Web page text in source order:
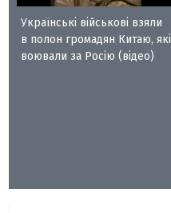
Українські військові взяли
в полон громадян Китаю, які
воювали за Росію (відео)